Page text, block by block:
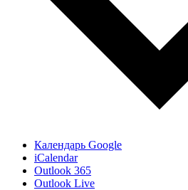
Календарь Google
iCalendar
Outlook 365
Outlook Live